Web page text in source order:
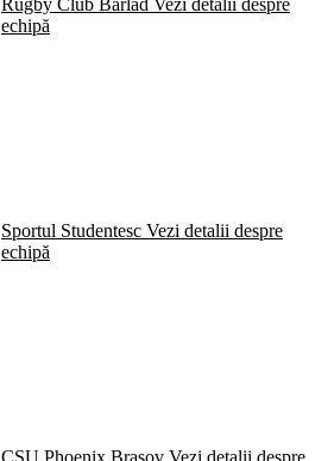
Rugby Club Barlad Vezi detalii despre
echipă
Sportul Studentesc Vezi detalii despre
echipă